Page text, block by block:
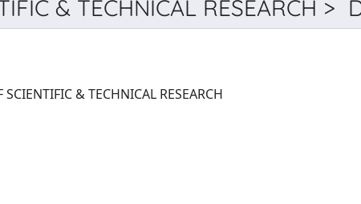
& TECHNICAL RESEARCH >